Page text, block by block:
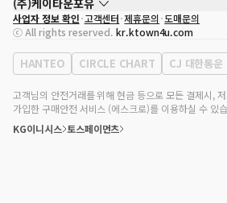
(주)케이타운포유
대표자
송효민
사업자등록번호
120-87-71116
통신판매업 신고번호 제2011-서울강남-02223
대표전화
02-552-9855
사업자 정보 확인 고객센터 제휴문의 도매문의
ⓒ All rights reserved. kr.ktown4u.com
HANTEO CIRCLE CHART CJ 대한통운
고객님의 안전거래를 위해 현금 등으로 모든 결제시,
가입한 구매안전 서비스 (에스크로)를 이용하실 수 있
KG이니시스 토스페이먼츠